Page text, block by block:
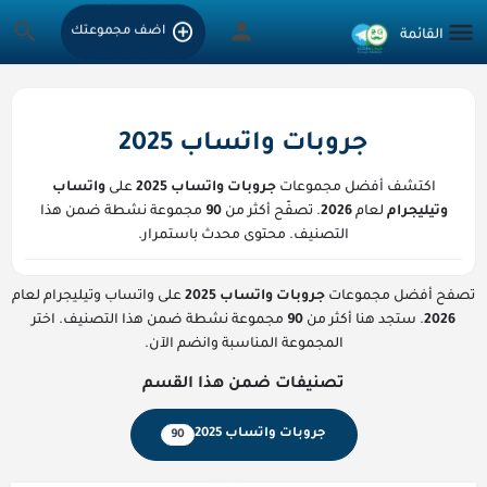
اضف مجموعتك
جروبات واتساب 2025
اكتشف أفضل مجموعاتجروبات واتساب 2025 علىواتساب
وتيليجرام لعام2026. تصفّح أكثر من90 مجموعة نشطة ضمن هذا
التصنيف. محتوى محدث باستمرار.
تصفح أفضل مجموعات جروبات واتساب 2025
على واتساب وتيليجرام لعام
2026. ستجد هنا أكثر من 90 مجموعة نشطة ضمن هذا التصنيف. اختر
المجموعة المناسبة وانضم الآن.
تصنيفات ضمن هذا القسم
جروبات واتساب 2025 90